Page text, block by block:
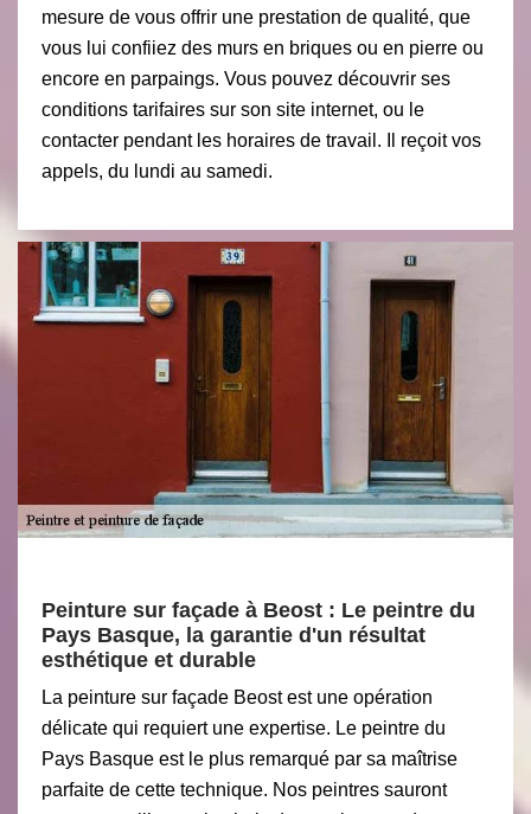
mesure de vous offrir une prestation de qualité, que
vous lui confiiez des murs en briques ou en pierre ou
encore en parpaings. Vous pouvez découvrir ses
conditions tarifaires sur son site internet, ou le
contacter pendant les horaires de travail. Il reçoit vos
appels, du lundi au samedi.
Peinture sur façade à Beost : Le peintre du
Pays Basque, la garantie d'un résultat
esthétique et durable
La peinture sur façade Beost est une opération
délicate qui requiert une expertise. Le peintre du
Pays Basque est le plus remarqué par sa maîtrise
parfaite de cette technique. Nos peintres sauront